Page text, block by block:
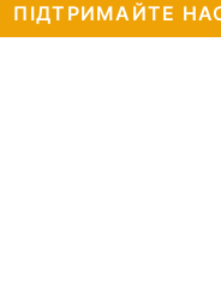
ПІДТРИМАЙТЕ